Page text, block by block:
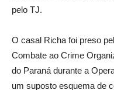
pelo TJ.
O casal Richa foi preso
Combate ao Crime
do Paraná durante a
um suposto esquema de